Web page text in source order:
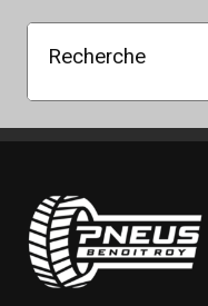
Recherche
Pneus Benoit Roy